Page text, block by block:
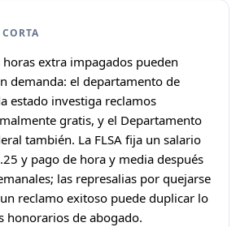
horas extra impagados pueden
demanda: el departamento de
estado investiga reclamos
gratis, y el Departamento
también. La FLSA fija un salario
y pago de hora y media después
las represalias por quejarse
reclamo exitoso puede duplicar lo
honorarios de abogado.